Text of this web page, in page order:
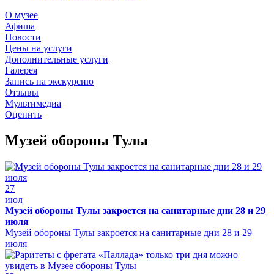
О музее
Афиша
Новости
Цены на услуги
Дополнительные услуги
Галерея
Запись на экскурсию
Отзывы
Мультимедиа
Оценить
Музей обороны Тулы
27
июл
Музей обороны Тулы закроется на санитарные дни 28 и 29
июля
Музей обороны Тулы закроется на санитарные дни 28 и 29
июля